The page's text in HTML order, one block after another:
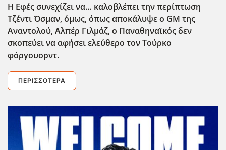
Η Εφές συνεχίζει να… καλοβλέπει την περίπτωση
Τζέντι Όσμαν, όμως, όπως αποκάλυψε ο GM της
Αναντολού, Αλπέρ Γιλμάζ, ο Παναθηναϊκός δεν
σκοπεύει να αφήσει ελεύθερο τον Τούρκο
φόργουορντ.
ΠΕΡΙΣΣΌΤΕΡΑ